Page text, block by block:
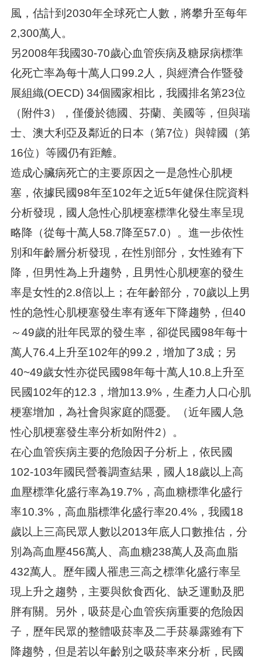
風，估計到2030年全球死亡人數，將攀升至每年
2,300萬人。
另2008年我國30-70歲心血管疾病及糖尿病標準
化死亡率為每十萬人口99.2人，與經濟合作暨發
展組織(OECD) 34個國家相比，我國排名第23位
（附件3），僅優於德國、芬蘭、美國等，但與瑞
士、澳大利亞及鄰近的日本（第7位）與韓國（第
16位）等國仍有距離。
造成心臟病死亡的主要原因之一是急性心肌梗
塞，依據民國98年至102年之近5年健保住院資料
分析發現，國人急性心肌梗塞標準化發生率呈現
略降（從每十萬人58.7降至57.0）。進一步依性
別和年齡層分析發現，在性別部分，女性雖有下
降，但男性為上升趨勢，且男性心肌梗塞的發生
率是女性的2.8倍以上；在年齡部分，70歲以上男
性的急性心肌梗塞發生率有逐年下降趨勢，但40
～49歲的壯年民眾的發生率，卻從民國98年每十
萬人76.4上升至102年的99.2，增加了3成；另
40~49歲女性亦從民國98年每十萬人10.8上升至
民國102年的12.3，增加13.9%，生產力人口心肌
梗塞增加，為社會與家庭的隱憂。（近年國人急
性心肌梗塞發生率分析如附件2）。
在心血管疾病主要的危險因子分析上，依民國
102-103年國民營養調查結果，國人18歲以上高
血壓標準化盛行率為19.7%，高血糖標準化盛行
率10.3%，高血脂標準化盛行率20.4%，我國18
歲以上三高民眾人數以2013年底人口數推估，分
別為高血壓456萬人、高血糖238萬人及高血脂
432萬人。歷年國人罹患三高之標準化盛行率呈
現上升之趨勢，主要與飲食西化、缺乏運動及肥
胖有關。另外，吸菸是心血管疾病重要的危險因
子，歷年民眾的整體吸菸率及二手菸暴露雖有下
降趨勢，但是若以年齡別之吸菸率來分析，民國